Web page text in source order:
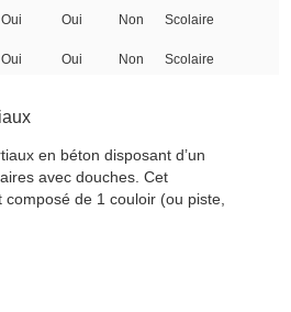
Oui Oui Non Scolaire
Oui Oui Non Scolaire
en béton disposant d’un
avec douches. Cet
de 1 couloir (ou piste,